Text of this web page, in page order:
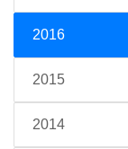
2016
2015
2014